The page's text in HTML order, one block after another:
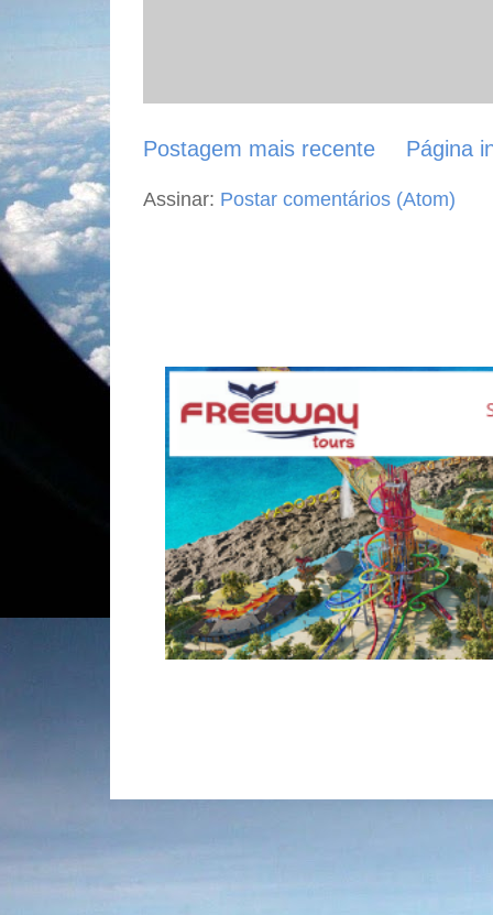
Postagem mais recente Página
Assinar: Postar comentários (Atom)